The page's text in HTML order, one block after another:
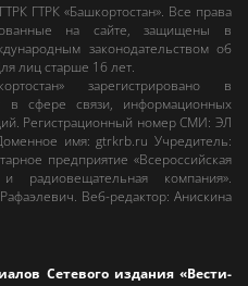
ГТРК «Башкортостан». Все права
на сайте, защищены в
законодательством об
лиц старше 16 лет.
зарегистрировано в
в сфере связи, информационных
Регистрационный номер СМИ: ЭЛ
имя:gtrkrb.ru Учредитель:
предприятие «Всероссийская
и радиовещательная компания».
. Веб-редактор:Анискина
Сетевого издания «Вести-